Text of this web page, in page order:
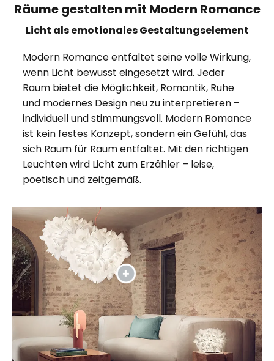
Räume gestalten mit Modern Romance
Licht als emotionales Gestaltungselement
Modern Romance entfaltet seine volle Wirkung,
wenn Licht bewusst eingesetzt wird. Jeder
Raum bietet die Möglichkeit, Romantik, Ruhe
und modernes Design neu zu interpretieren –
individuell und stimmungsvoll. Modern Romance
ist kein festes Konzept, sondern ein Gefühl, das
sich Raum für Raum entfaltet. Mit den richtigen
Leuchten wird Licht zum Erzähler – leise,
poetisch und zeitgemäß.